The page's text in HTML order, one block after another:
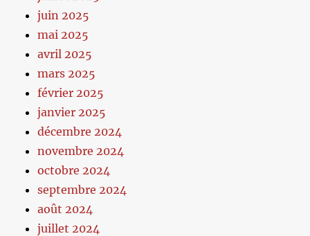
juin 2025
mai 2025
avril 2025
mars 2025
février 2025
janvier 2025
décembre 2024
novembre 2024
octobre 2024
septembre 2024
août 2024
juillet 2024